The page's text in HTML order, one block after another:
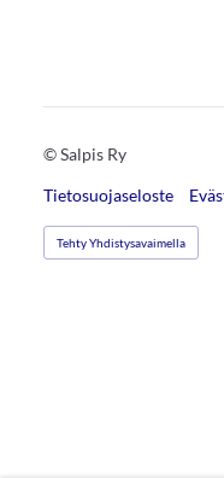
©Salpis Ry
Tietosuojaseloste
Tehty Yhdistysavaimella